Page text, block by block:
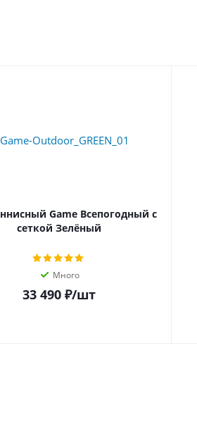
Game Всепогодный с
сеткой Зелёный
Много
33 490 ₽/шт